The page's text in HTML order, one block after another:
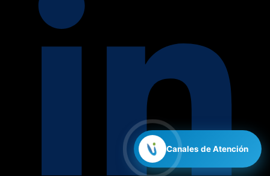
Canales de Atención